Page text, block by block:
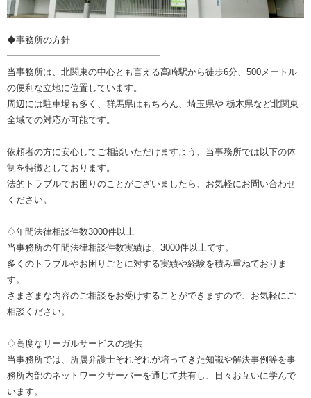
◆事務所の方針
━━━━━━━━━━━━━━━━━
当事務所は、北関東の中心とも言える高崎駅から徒歩6分、500メートル
の便利な立地に位置しています。
周辺には駐車場も多く、群馬県はもちろん、埼玉県や 栃木県など北関東
全域での対応が可能です。
依頼者の方に安心してご相談いただけますよう、当事務所では以下の体
制を特徴としております。
法的トラブルでお困りのことがございましたら、お気軽にお問い合わせ
ください。
♢年間法律相談件数3000件以上
当事務所の年間法律相談件数実績は、3000件以上です。
多くのトラブルやお困りごとに対する実績や経験を積み重ねておりま
す。
さまざまな内容のご相談をお受けすることができますので、お気軽にご
相談ください。
♢高度なリーガルサービスの提供
当事務所では、所属弁護士それぞれが培ってきた知識や解決事例等を事
務所内部のネットワークサーバーを通じて共有し、日々お互いに学んで
います。